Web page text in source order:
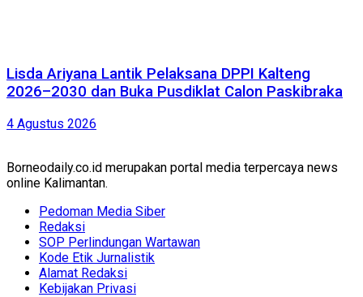
Lisda Ariyana Lantik Pelaksana DPPI Kalteng
2026–2030 dan Buka Pusdiklat Calon Paskibraka
4 Agustus 2026
Borneodaily.co.id merupakan portal media terpercaya news
online Kalimantan.
Pedoman Media Siber
Redaksi
SOP Perlindungan Wartawan
Kode Etik Jurnalistik
Alamat Redaksi
Kebijakan Privasi